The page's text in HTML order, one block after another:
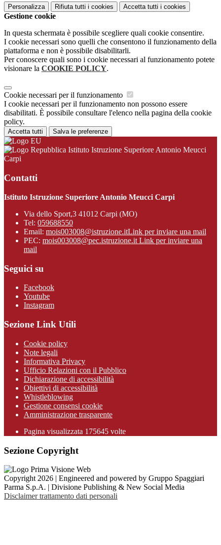
Personalizza Rifiuta tutti i cookies Accetta tutti i cookies
Gestione cookie
In questa schermata è possibile scegliere quali cookie consentire.
I cookie necessari sono quelli che consentono il funzionamento della
piattaforma e non è possibile disabilitarli.
Per conoscere quali sono i cookie necessari al funzionamento potete
visionare la COOKIE POLICY.
Cookie necessari per il funzionamento
I cookie necessari per il funzionamento non possono essere
disabilitati. È possibile consultare l'elenco nella pagina della cookie
policy.
Accetta tutti Salva le preferenze
Istituto Istruzione Superiore Antonio Meucci
Carpi
Contatti
Istituto Istruzione Superiore Antonio Meucci Carpi
Via dello Sport,3 41012 Carpi (MO)
Tel: 059688550
Email: mois003008@istruzione.itLink per inviare una mail
PEC: mois003008@pec.istruzione.it Link per inviare una
mail
Seguici su
Facebook
Youtube
Instagram
Sezione Link Utili
Cookie policy
Note legali
Informativa Privacy
Ufficio Relazioni con il Pubblico
Dichiarazione di accessibilità
Obiettivi di accessibilità
Whistleblowing
Gestione consensi cookie
Amministrazione trasparente
Pagina visualizzata 175645 volte
Sezione Copyright
Copyright 2026 | Engineered and powered by Gruppo Spaggiari
Parma S.p.A. | Divisione Publishing & New Social Media
Disclaimer trattamento dati personali